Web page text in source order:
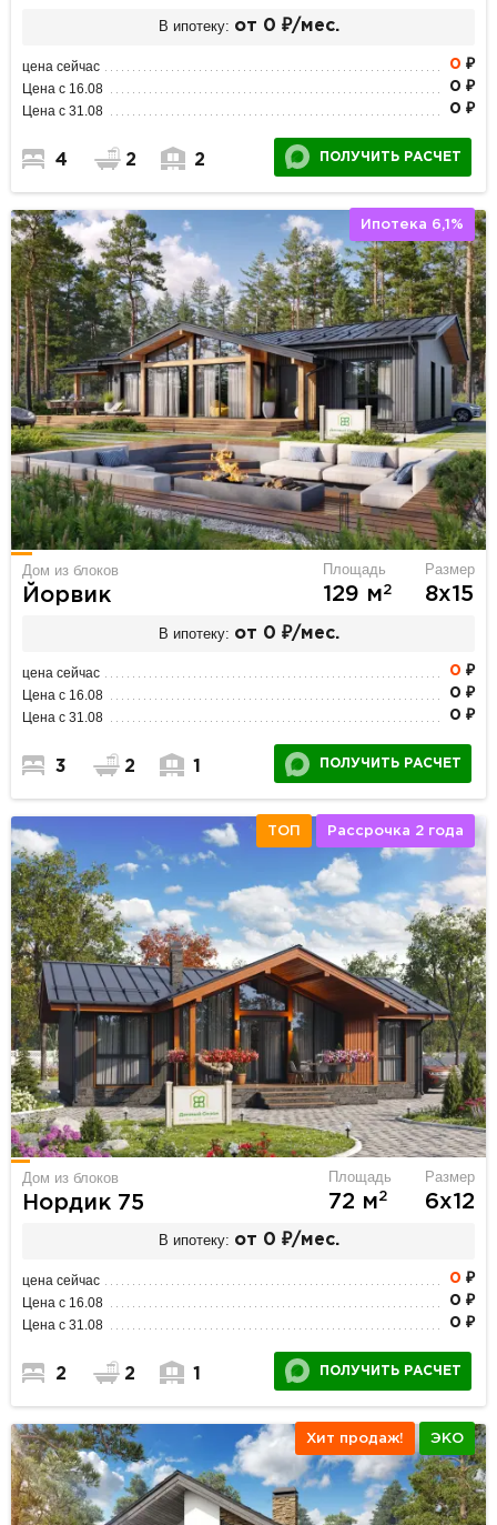
В ипотеку: от 0 ₽/мес.
цена сейчас 0 ₽
Цена с 16.08 0 ₽
Цена с 31.08 0 ₽
4 2 2 ПОЛУЧИТЬ РАСЧЕТ
Ипотека 6,1%
Дом из блоков
Йорвик
Площадь
129 м2
Размер
8х15
В ипотеку: от 0 ₽/мес.
цена сейчас 0 ₽
Цена с 16.08 0 ₽
Цена с 31.08 0 ₽
3 2 1 ПОЛУЧИТЬ РАСЧЕТ
ТОП Рассрочка 2 года
Дом из блоков
Нордик 75
Площадь
72 м2
Размер
6х12
В ипотеку: от 0 ₽/мес.
цена сейчас 0 ₽
Цена с 16.08 0 ₽
Цена с 31.08 0 ₽
2 2 1 ПОЛУЧИТЬ РАСЧЕТ
Хит продаж! ЭКО